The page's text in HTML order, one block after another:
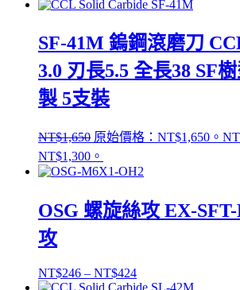
SF-41M 鎢鋼滾磨刀
3.0 刃長5.5 全長38 SF
製 5支裝
NT$1,650 原始價格：NT$1,650。
NT$1,300。
OSG 螺旋絲攻 EX-
攻
NT$246 – NT$424